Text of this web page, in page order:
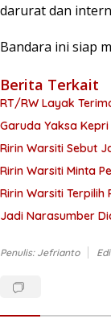
darurat dan
Bandara ini siap
Berita Terkait
RT/RW Layak
Garuda Yaksa
Ririn Warsiti Sebut
Ririn Warsiti Minta
Ririn Warsiti
Jadi Narasumber
Penulis: Jefrianto